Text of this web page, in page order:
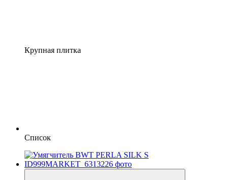
Крупная плитка
Список